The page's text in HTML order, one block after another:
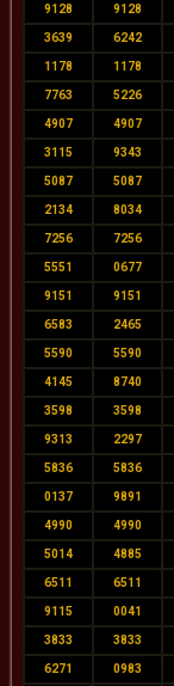
9128 9128
3639 6242
1178 1178
7763 5226
4907 4907
3115 9343
5087 5087
2134 8034
7256 7256
5551 0677
9151 9151
6583 2465
5590 5590
4145 8740
3598 3598
9313 2297
5836 5836
0137 9891
4990 4990
5014 4885
6511 6511
9115 0041
3833 3833
6271 0983